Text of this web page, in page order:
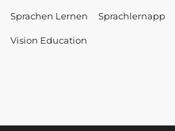
Sprachen Lernen Sprachlernapp
Vision Education